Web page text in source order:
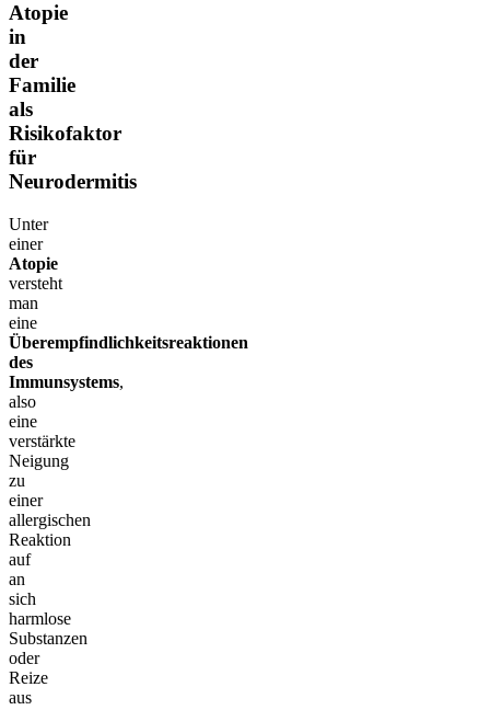
Atopie
in
der
Familie
als
Risikofaktor
für
Neurodermitis
Unter
einer
Atopie
versteht
man
eine
Überempfindlichkeitsreaktionen
des
Immunsystems,
also
eine
verstärkte
Neigung
zu
einer
allergischen
Reaktion
auf
an
sich
harmlose
Substanzen
oder
Reize
aus